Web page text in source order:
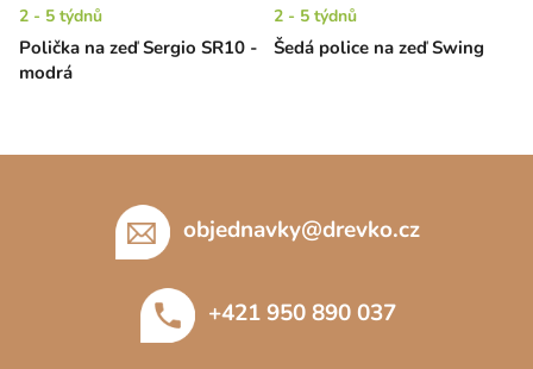
Polička na zeď Sergio SR10 -
modrá
2 - 5 týdnů
Šedá police na zeď Swing
2 - 5 týdnů
objednavky@drevko.cz
+421 950 890 037